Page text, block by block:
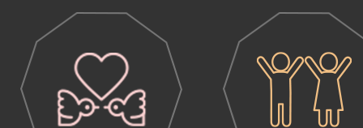
うちエコ診断をうけてみません
2026年07月28日
市民大学講座「VR安土城」「